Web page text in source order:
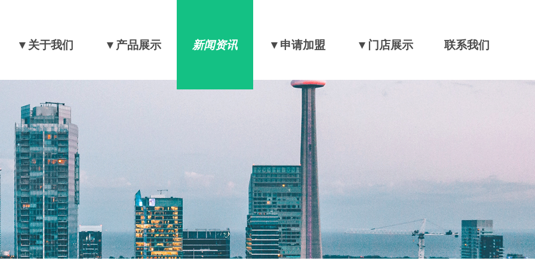
▼关于我们 ▼产品展示 新闻资讯 ▼申请加盟 ▼门店展示 联系我们